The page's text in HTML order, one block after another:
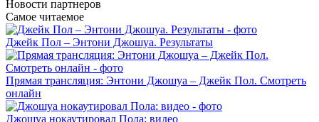
Новости партнеров
Самое читаемое
Джейк Пол – Энтони Джошуа. Результаты
Прямая трансляция: Энтони Джошуа – Джейк Пол. Смотреть
онлайн
Джошуа нокаутировал Пола: видео